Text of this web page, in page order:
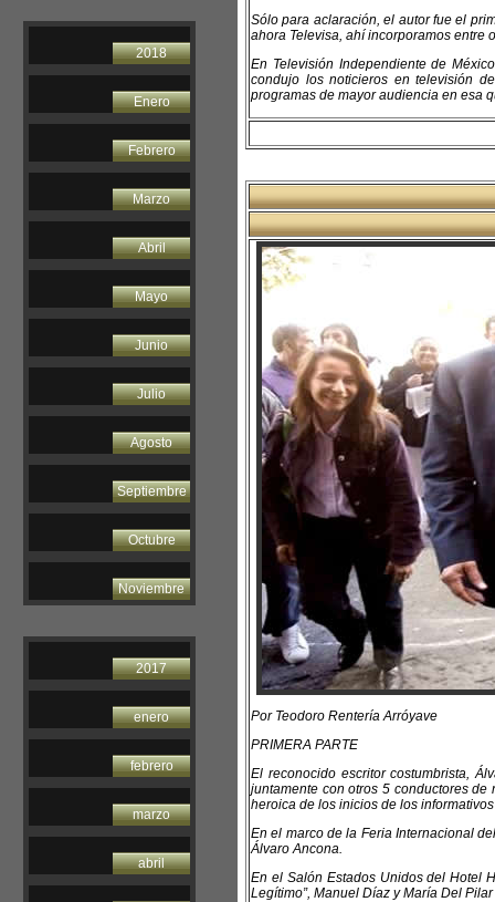
2018
Enero
Febrero
Marzo
Abril
Mayo
Junio
Julio
Agosto
Septiembre
Octubre
Noviembre
2017
enero
febrero
marzo
abril
Sólo para aclaración, el autor fue el
ahora Televisa, ahí incorporamos entre
En Televisión Independiente de
condujo los noticieros en televisión
programas de mayor audiencia en esa
Por Teodoro Rentería Arróyave
PRIMERA PARTE
El reconocido escritor costumbrista,
juntamente con otros 5 conductores
heroica de los inicios de los
En el marco de la Feria Internacional
Álvaro Ancona.
En el Salón Estados Unidos del Hotel
Legítimo”, Manuel Díaz y María Del